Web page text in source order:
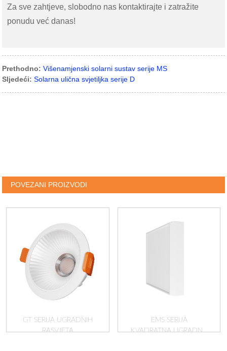
Za sve zahtjeve, slobodno nas kontaktirajte i zatražite
ponudu već danas!
Prethodno: Višenamjenski solarni sustav serije MS
Sljedeći: Solarna ulična svjetiljka serije D
POVEZANI PROIZVODI
GT SERIJA UGRADNIH
RASVJETA
EMS SERIJA
KVADRATNA UGRADNA